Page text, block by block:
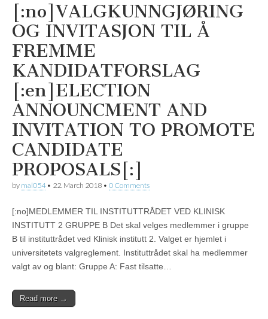
[:no]VALGKUNNGJØRING
OG INVITASJON TIL Å
FREMME
KANDIDATFORSLAG
[:en]ELECTION
ANNOUNCMENT AND
INVITATION TO PROMOTE
CANDIDATE
PROPOSALS[:]
by mal054• 22. March 2018 • 0 Comments
[:no]MEDLEMMER TIL INSTITUTTRÅDET VED KLINISK
INSTITUTT 2 GRUPPE B Det skal velges medlemmer i gruppe
B til instituttrådet ved Klinisk institutt 2. Valget er hjemlet i
universitetets valgreglement. Instituttrådet skal ha medlemmer
valgt av og blant: Gruppe A: Fast tilsatte…
Read more →